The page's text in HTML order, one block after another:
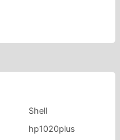
Shell
hp1020plus